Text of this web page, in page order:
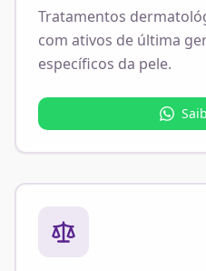
Tratamentos
com ativos de última
específicos da pele.